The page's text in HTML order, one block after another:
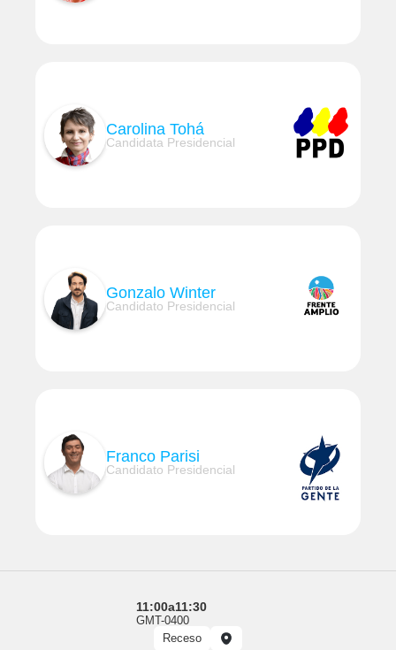
Carolina Tohá
Candidata Presidencial
Gonzalo Winter
Candidato Presidencial
Franco Parisi
Candidato Presidencial
11:00a11:30
GMT-0400
Receso